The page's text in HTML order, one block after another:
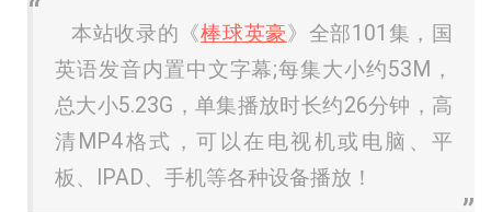
本站收录的《棒球英豪》全部101集，国
英语发音内置中文字幕;每集大小约53M，
总大小5.23G，单集播放时长约26分钟，高
清MP4格式，可以在电视机或电脑、平
板、IPAD、手机等各种设备播放！